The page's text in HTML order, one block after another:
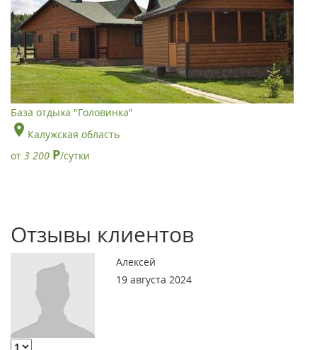
База отдыха "Головинка"
Калужская область
от 3 200 Р/сутки
Отзывы клиентов
Алексей
19 августа 2024